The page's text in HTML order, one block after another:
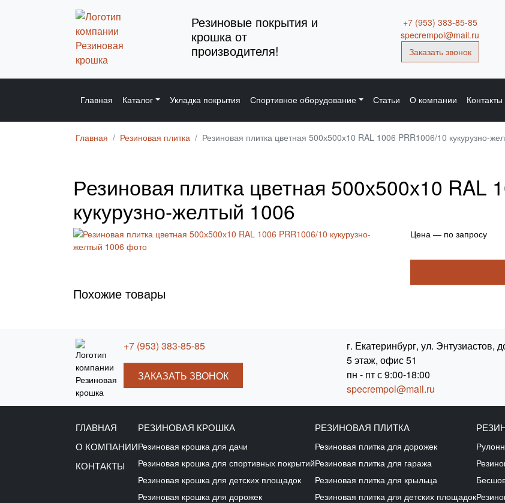
Главная Резиновая плитка Резиновая плитка цветная 500х500х10 RAL 1006 PRR1006/10 кукурузно-
Резиновая плитка цветная 500х500х10 RAL
кукурузно-желтый 1006
Цена — по запросу
Похожие товары
Резиновые покрытия и
крошка от
производителя!
+7 (953) 383-85-85
specrempol@mail.ru
Заказать звонок
Главная Каталог Укладка покрытия Спортивное оборудование Статьи О компании Контакты
+7 (953) 383-85-85
ЗАКАЗАТЬ ЗВОНОК
г. Екатеринбург, ул. Энтузиастов,
5 этаж, офис 51
пн - пт с 9:00-18:00
specrempol@mail.ru
ГЛАВНАЯ
О КОМПАНИИ
КОНТАКТЫ
РЕЗИНОВАЯ КРОШКА
Резиновая крошка для дачи
Резиновая крошка для спортивных покрытий
Резиновая крошка для детских площадок
Резиновая крошка для дорожек
РЕЗИНОВАЯ ПЛИТКА
Резиновая плитка для дорожек
Резиновая плитка для гаража
Резиновая плитка для крыльца
Резиновая плитка для детских площадок